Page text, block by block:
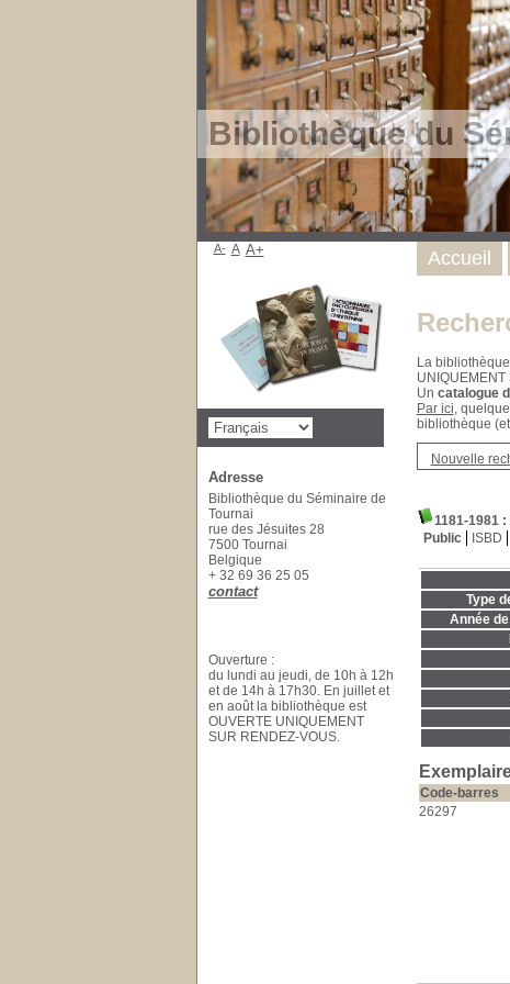
Bibliothèque du
La
Un catalogue
Par ici,
bibliothèque
Nouvelle
1181-1981
Public
ISBD
Type
Année
Code-barres
26297
Accueil
A- A A+
Adresse
Bibliothèque du Séminaire de
Tournai
rue des Jésuites 28
7500 Tournai
Belgique
+ 32 69 36 25 05
contact
Ouverture :
du lundi au jeudi, de 10h à 12h
et de 14h à 17h30. En juillet et
en août la bibliothèque est
OUVERTE UNIQUEMENT
SUR RENDEZ-VOUS.